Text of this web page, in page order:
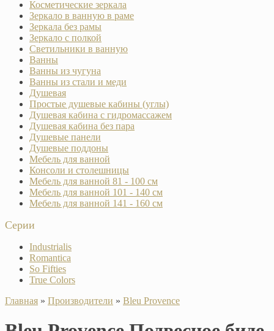
Косметические зеркала
Зеркало в ванную в раме
Зеркала без рамы
Зеркало с полкой
Светильники в ванную
Ванны
Ванны из чугуна
Ванны из стали и меди
Душевая
Простые душевые кабины (углы)
Душевая кабина с гидромассажем
Душевая кабина без пара
Душевые панели
Душевые поддоны
Мебель для ванной
Консоли и столешницы
Мебель для ванной 81 - 100 см
Мебель для ванной 101 - 140 см
Мебель для ванной 141 - 160 см
Серии
Industrialis
Romantica
So Fifties
True Colors
Главная » Производители » Bleu Provence